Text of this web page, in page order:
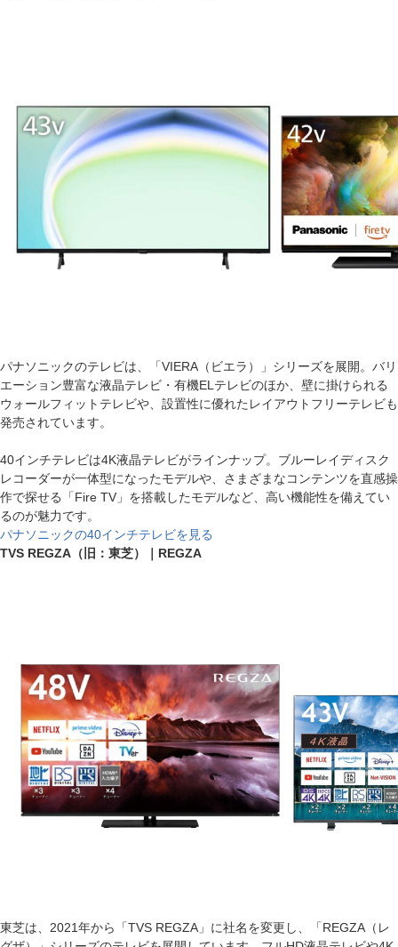
パナソニックのテレビは、「VIERA（ビエラ）」シリーズを展開。バリ
エーション豊富な液晶テレビ・有機ELテレビのほか、壁に掛けられる
ウォールフィットテレビや、設置性に優れたレイアウトフリーテレビも
発売されています。
40インチテレビは4K液晶テレビがラインナップ。ブルーレイディスク
レコーダーが一体型になったモデルや、さまざまなコンテンツを直感操
作で探せる「Fire TV」を搭載したモデルなど、高い機能性を備えてい
るのが魅力です。
パナソニックの40インチテレビを見る
TVS REGZA（旧：東芝）｜REGZA
東芝は、2021年から「TVS REGZA」に社名を変更し、「REGZA（レ